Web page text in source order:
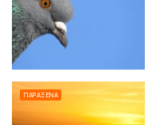
ΠΑΡΆΞΕΝΑ